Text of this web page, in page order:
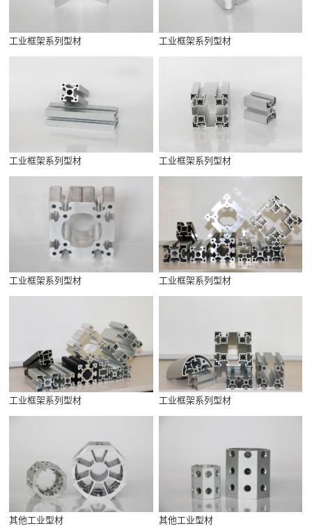
工业框架系列型材 工业框架系列型材
工业框架系列型材 工业框架系列型材
工业框架系列型材 工业框架系列型材
工业框架系列型材 工业框架系列型材
其他工业型材 其他工业型材